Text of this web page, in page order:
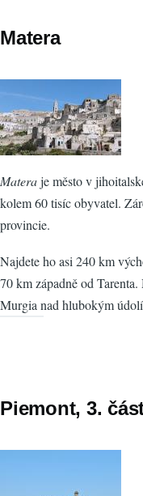
Matera
Materaje město v
kolem 60 tisíc obyvatel.
provincie.
Najdete ho asi 240 km
70 km západně od
Murgia nad hlubokým
Piemont, 3.